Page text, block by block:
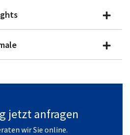
jetzt anfragen
wir Sie online.